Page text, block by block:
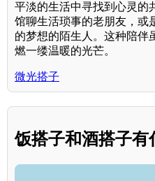
平淡的生活中寻找到心灵的
馆聊生活琐事的老朋友，或
的梦想的陌生人。这种陪伴
燃一缕温暖的光芒。
微光搭子
饭搭子和酒搭子有